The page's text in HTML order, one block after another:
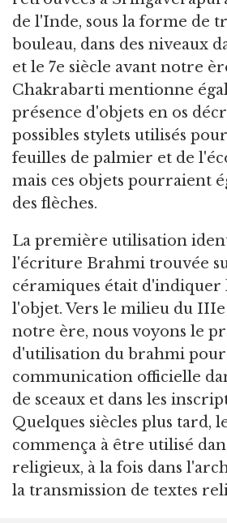
de l'Inde, sous la forme de
bouleau, dans des niveaux
et le 7e siècle avant notre
Chakrabarti mentionne
présence d'objets en os
possibles stylets utilisés
feuilles de palmier et de
mais ces objets pourraient
des flèches.
La première utilisation
l'écriture Brahmi trouvée
céramiques était
l'objet. Vers le milieu du IIIe
notre ère, nous voyons le
d'utilisation du brahmi
communication officielle
de sceaux et dans les
Quelques siècles plus tard,
commença à être utilisé
religieux, à la fois dans
la transmission de textes